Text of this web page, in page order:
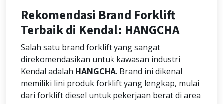
Rekomendasi Brand Forklift
Terbaik di Kendal: HANGCHA
Salah satu brand forklift yang sangat
direkomendasikan untuk kawasan industri
Kendal adalah HANGCHA. Brand ini dikenal
memiliki lini produk forklift yang lengkap, mulai
dari forklift diesel untuk pekerjaan berat di area